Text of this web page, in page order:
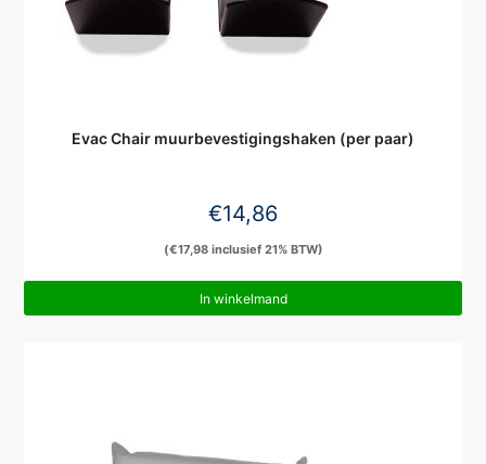
Evac Chair muurbevestigingshaken (per paar)
€14,86
(€17,98inclusief 21% BTW)
In winkelmand